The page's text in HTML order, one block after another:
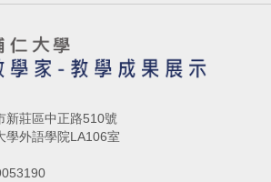
新莊區中正路510號
學外語學院LA106室